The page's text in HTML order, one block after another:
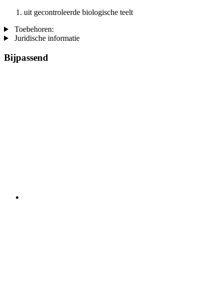
uit gecontroleerde biologische teelt
Toebehoren:
Juridische informatie
Bijpassend